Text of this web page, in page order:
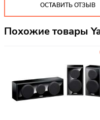
ОСТАВИТЬ ОТЗЫВ
Похожие товары